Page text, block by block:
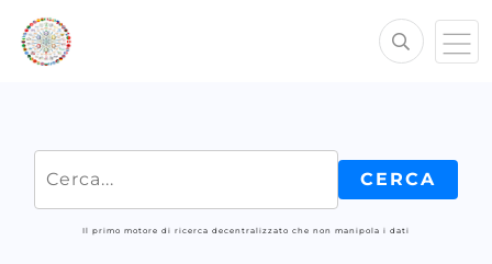
Il primo motore di ricerca decentralizzato che non manipola i dati